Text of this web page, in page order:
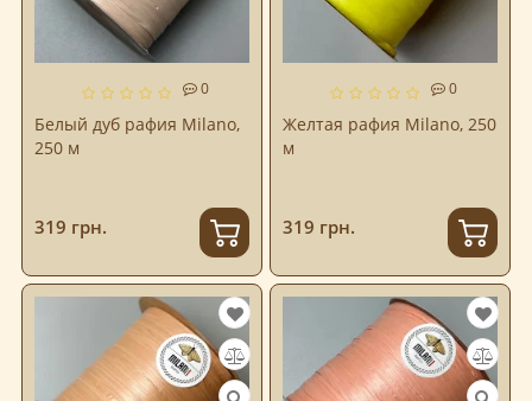
0
Белый дуб рафия Milano,
250 м
319 грн.
0
Желтая рафия Milano, 250
м
319 грн.